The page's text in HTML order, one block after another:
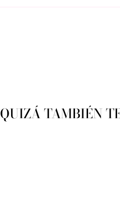
QUIZÁ TAMBIÉN